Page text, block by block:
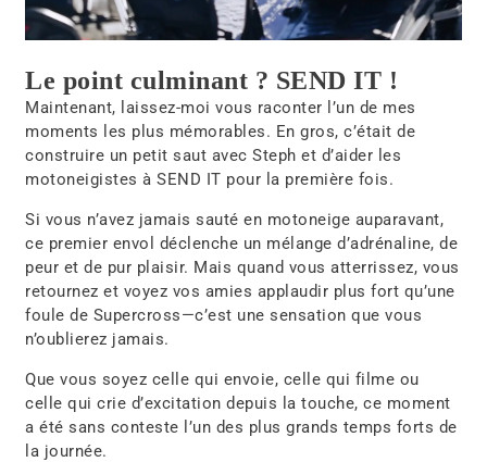
Le point culminant ? SEND IT !
Maintenant, laissez-moi vous raconter l’un de mes
moments les plus mémorables. En gros,c’était de
construire un petit saut avec Steph et d’aider les
motoneigistes à SEND IT pour la première fois.
Si vous n’avez jamais sauté en motoneige auparavant,
ce premier envol déclenche un mélange d’adrénaline, de
peur et de pur plaisir. Mais quand vousatterrissez, vous
retournez et voyez vos amies applaudir plus fort qu’une
foule de Supercross—c’est une sensation que vous
n’oublierez jamais.
Que vous soyez celle qui envoie, celle qui filme ou
celle quicrie d’excitation depuis la touche, ce moment
a été sans conteste l’un des plus grands temps forts de
la journée.